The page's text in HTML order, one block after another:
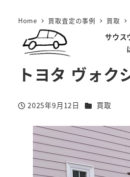
サウス
Home 買取査定の事例 買取
トヨタ ヴォク
投稿日
2025年9月12日 カテゴリー
買取